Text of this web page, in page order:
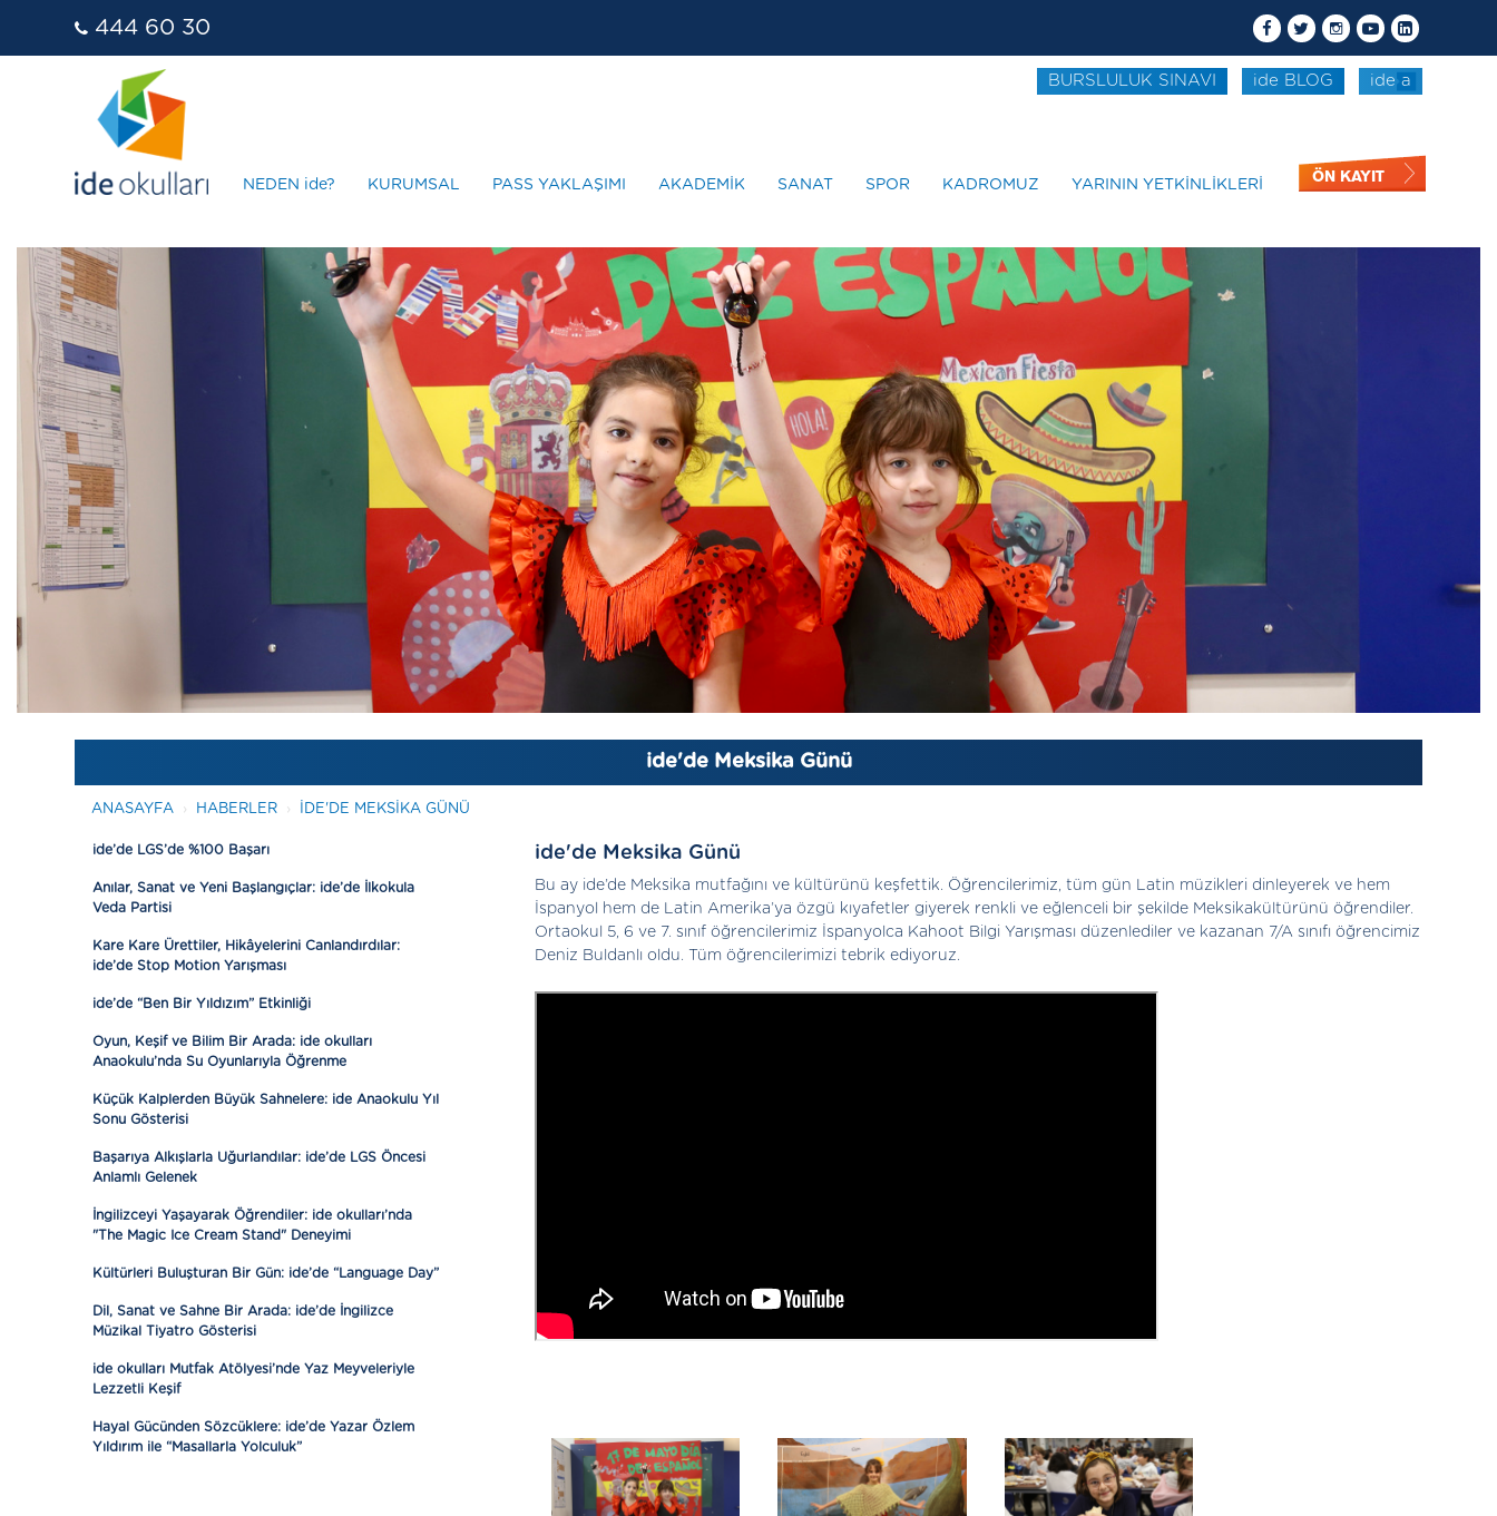
444 60 30
BURSLULUK SINAVI ide BLOG ide a
NEDEN ide? KURUMSAL PASS YAKLAŞIMI AKADEMİK SANAT SPOR KADROMUZ YARININ YETKİNLİKLERİ ÖN KAYIT
ide'de Meksika Günü
ANASAYFA HABERLER IDE'DE MEKSIKA GÜNÜ
ide’de LGS’de %100 Başarı
Anılar, Sanat ve Yeni Başlangıçlar: ide’de İlkokula
Veda Partisi
Kare Kare Ürettiler, Hikâyelerini Canlandırdılar:
ide’de Stop Motion Yarışması
ide’de “Ben Bir Yıldızım” Etkinliği
Oyun, Keşif ve Bilim Bir Arada: ide okulları
Anaokulu’nda Su Oyunlarıyla Öğrenme
Küçük Kalplerden Büyük Sahnelere: ide Anaokulu Yıl
Sonu Gösterisi
Başarıya Alkışlarla Uğurlandılar: ide’de LGS Öncesi
Anlamlı Gelenek
İngilizceyi Yaşayarak Öğrendiler: ide okulları’nda
"The Magic Ice Cream Stand" Deneyimi
Kültürleri Buluşturan Bir Gün: ide’de “Language Day”
Dil, Sanat ve Sahne Bir Arada: ide’de İngilizce
Müzikal Tiyatro Gösterisi
ide okulları Mutfak Atölyesi’nde Yaz Meyveleriyle
Lezzetli Keşif
Hayal Gücünden Sözcüklere: ide’de Yazar Özlem
Yıldırım ile “Masallarla Yolculuk”
ide'de Meksika Günü
Bu ay ide’de Meksika mutfağını ve kültürünü keşfettik. Öğrencilerimiz, tüm gün Latin müzikleri dinleyerek ve hem
İspanyol hem de Latin Amerika’ya özgü kıyafetler giyerek renkli ve eğlenceli bir şekilde Meksikakültürünü öğrendiler.
Ortaokul 5, 6 ve 7. sınıf öğrencilerimiz İspanyolca Kahoot Bilgi Yarışması düzenlediler ve kazanan 7/A sınıfı öğrencimiz
Deniz Buldanlı oldu. Tüm öğrencilerimizi tebrik ediyoruz.